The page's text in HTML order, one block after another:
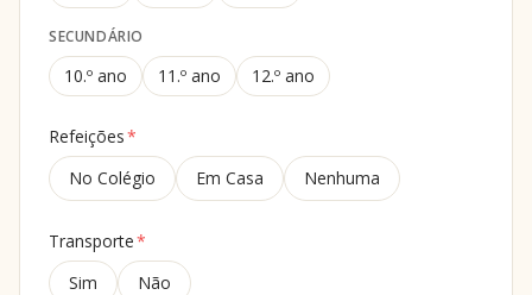
SECUNDÁRIO
10.º ano 11.º ano 12.º ano
Refeições*
No Colégio
Em Casa Nenhuma
Transporte*
Sim
Não